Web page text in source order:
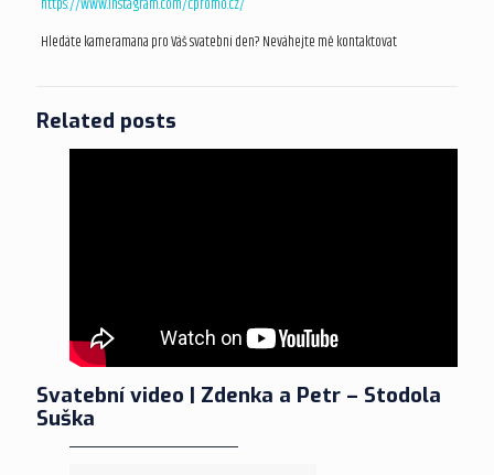
Hledáte kameramana pro Váš svatební den? Neváhejte mě kontaktovat
Related posts
Svatební video | Zdenka a Petr – Stodola
Suška